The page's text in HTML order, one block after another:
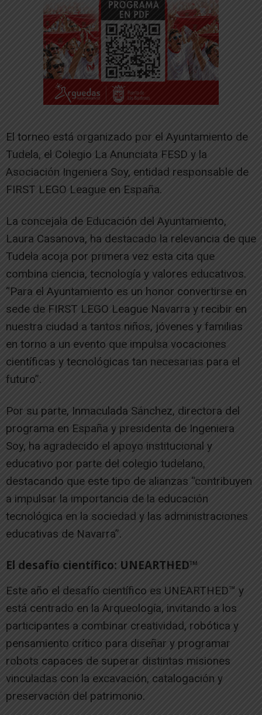
El torneo está organizado por el Ayuntamiento de
Tudela, el Colegio La Anunciata FESD y la
Asociación Ingeniera Soy, entidad responsable de
FIRST LEGO League en España.
La concejala de Educación del Ayuntamiento,
Laura Casanova, ha destacado la relevancia de que
Tudela acoja por primera vez esta cita que
combina ciencia, tecnología y valores educativos.
“Para el Ayuntamiento es un honor convertirse en
sede de FIRST LEGO League Navarra y recibir en
nuestra ciudad a tantos niños, jóvenes y familias
en torno a un evento que impulsa vocaciones
científicas y tecnológicas tan necesarias para el
futuro”.
Por su parte, Inmaculada Sánchez, directora del
programa en España y presidenta de Ingeniera
Soy, ha agradecido el apoyo institucional y
educativo por parte del colegio tudelano,
destacando que este tipo de alianzas “contribuyen
a impulsar la importancia de la educación
tecnológica en la sociedad y las administraciones
educativas de Navarra”.
El desafío científico: UNEARTHED™
Este año el desafío científico es UNEARTHED™ y
está centrado en la Arqueología, invitando a los
participantes a combinar creatividad, robótica y
pensamiento crítico para diseñar y programar
robots capaces de superar distintas misiones
vinculadas con la excavación, catalogación y
preservación del patrimonio.